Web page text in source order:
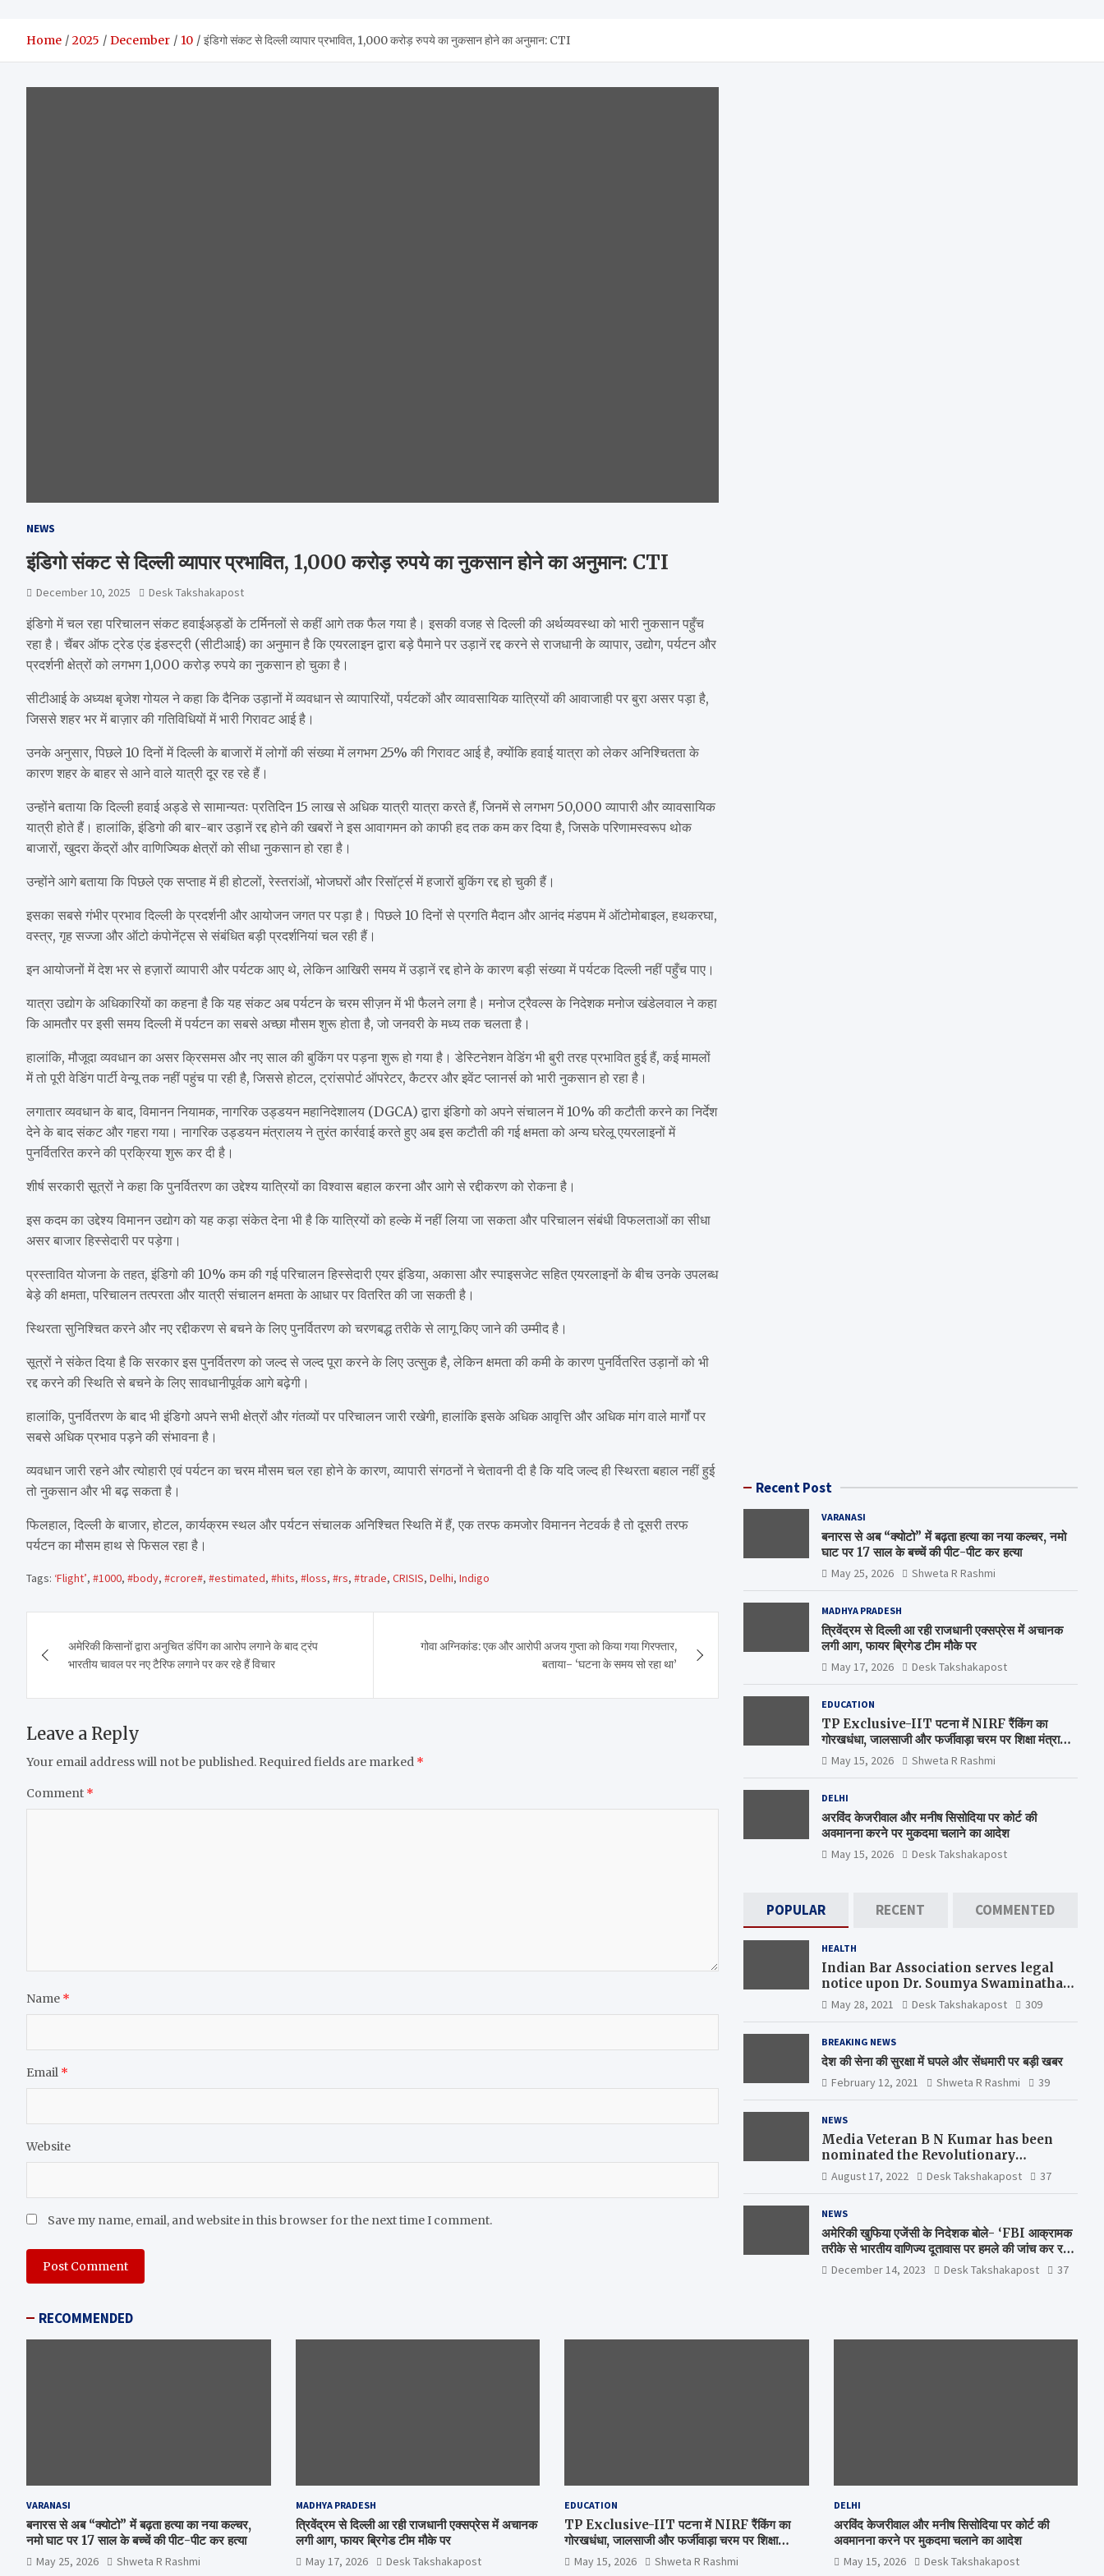
Home 2025 December 10 इंडिगो संकट से दिल्ली व्यापार प्रभावित, 1,000 करोड़ रुपये का नुकसान होने का अनुमान: CTI
NEWS
इंडिगो संकट से दिल्ली व्यापार प्रभावित, 1,000 करोड़ रुपये का नुकसान होने का अनुमान: CTI
December 10, 2025 Desk Takshakapost
इंडिगो में चल रहा परिचालन संकट हवाईअड्डों के टर्मिनलों से कहीं आगे तक फैल गया है। इसकी वजह से दिल्ली की अर्थव्यवस्था को भारी नुकसान पहुँच
रहा है। चैंबर ऑफ ट्रेड एंड इंडस्ट्री (सीटीआई) का अनुमान है कि एयरलाइन द्वारा बड़े पैमाने पर उड़ानें रद्द करने से राजधानी के व्यापार, उद्योग, पर्यटन और
प्रदर्शनी क्षेत्रों को लगभग 1,000 करोड़ रुपये का नुकसान हो चुका है।
सीटीआई के अध्यक्ष बृजेश गोयल ने कहा कि दैनिक उड़ानों में व्यवधान से व्यापारियों, पर्यटकों और व्यावसायिक यात्रियों की आवाजाही पर बुरा असर पड़ा है,
जिससे शहर भर में बाज़ार की गतिविधियों में भारी गिरावट आई है।
उनके अनुसार, पिछले 10 दिनों में दिल्ली के बाजारों में लोगों की संख्या में लगभग 25% की गिरावट आई है, क्योंकि हवाई यात्रा को लेकर अनिश्चितता के
कारण शहर के बाहर से आने वाले यात्री दूर रह रहे हैं।
उन्होंने बताया कि दिल्ली हवाई अड्डे से सामान्यतः प्रतिदिन 15 लाख से अधिक यात्री यात्रा करते हैं, जिनमें से लगभग 50,000 व्यापारी और व्यावसायिक
यात्री होते हैं। हालांकि, इंडिगो की बार-बार उड़ानें रद्द होने की खबरों ने इस आवागमन को काफी हद तक कम कर दिया है, जिसके परिणामस्वरूप थोक
बाजारों, खुदरा केंद्रों और वाणिज्यिक क्षेत्रों को सीधा नुकसान हो रहा है।
उन्होंने आगे बताया कि पिछले एक सप्ताह में ही होटलों, रेस्तरांओं, भोजघरों और रिसॉर्ट्स में हजारों बुकिंग रद्द हो चुकी हैं।
इसका सबसे गंभीर प्रभाव दिल्ली के प्रदर्शनी और आयोजन जगत पर पड़ा है। पिछले 10 दिनों से प्रगति मैदान और आनंद मंडपम में ऑटोमोबाइल, हथकरघा,
वस्त्र, गृह सज्जा और ऑटो कंपोनेंट्स से संबंधित बड़ी प्रदर्शनियां चल रही हैं।
इन आयोजनों में देश भर से हज़ारों व्यापारी और पर्यटक आए थे, लेकिन आखिरी समय में उड़ानें रद्द होने के कारण बड़ी संख्या में पर्यटक दिल्ली नहीं पहुँच पाए।
यात्रा उद्योग के अधिकारियों का कहना है कि यह संकट अब पर्यटन के चरम सीज़न में भी फैलने लगा है। मनोज ट्रैवल्स के निदेशक मनोज खंडेलवाल ने कहा
कि आमतौर पर इसी समय दिल्ली में पर्यटन का सबसे अच्छा मौसम शुरू होता है, जो जनवरी के मध्य तक चलता है।
हालांकि, मौजूदा व्यवधान का असर क्रिसमस और नए साल की बुकिंग पर पड़ना शुरू हो गया है। डेस्टिनेशन वेडिंग भी बुरी तरह प्रभावित हुई हैं, कई मामलों
में तो पूरी वेडिंग पार्टी वेन्यू तक नहीं पहुंच पा रही है, जिससे होटल, ट्रांसपोर्ट ऑपरेटर, कैटरर और इवेंट प्लानर्स को भारी नुकसान हो रहा है।
लगातार व्यवधान के बाद, विमानन नियामक, नागरिक उड्डयन महानिदेशालय (DGCA) द्वारा इंडिगो को अपने संचालन में 10% की कटौती करने का निर्देश
देने के बाद संकट और गहरा गया। नागरिक उड्डयन मंत्रालय ने तुरंत कार्रवाई करते हुए अब इस कटौती की गई क्षमता को अन्य घरेलू एयरलाइनों में
पुनर्वितरित करने की प्रक्रिया शुरू कर दी है।
शीर्ष सरकारी सूत्रों ने कहा कि पुनर्वितरण का उद्देश्य यात्रियों का विश्वास बहाल करना और आगे से रद्दीकरण को रोकना है।
इस कदम का उद्देश्य विमानन उद्योग को यह कड़ा संकेत देना भी है कि यात्रियों को हल्के में नहीं लिया जा सकता और परिचालन संबंधी विफलताओं का सीधा
असर बाजार हिस्सेदारी पर पड़ेगा।
प्रस्तावित योजना के तहत, इंडिगो की 10% कम की गई परिचालन हिस्सेदारी एयर इंडिया, अकासा और स्पाइसजेट सहित एयरलाइनों के बीच उनके उपलब्ध
बेड़े की क्षमता, परिचालन तत्परता और यात्री संचालन क्षमता के आधार पर वितरित की जा सकती है।
स्थिरता सुनिश्चित करने और नए रद्दीकरण से बचने के लिए पुनर्वितरण को चरणबद्ध तरीके से लागू किए जाने की उम्मीद है।
सूत्रों ने संकेत दिया है कि सरकार इस पुनर्वितरण को जल्द से जल्द पूरा करने के लिए उत्सुक है, लेकिन क्षमता की कमी के कारण पुनर्वितरित उड़ानों को भी
रद्द करने की स्थिति से बचने के लिए सावधानीपूर्वक आगे बढ़ेगी।
हालांकि, पुनर्वितरण के बाद भी इंडिगो अपने सभी क्षेत्रों और गंतव्यों पर परिचालन जारी रखेगी, हालांकि इसके अधिक आवृत्ति और अधिक मांग वाले मार्गों पर
सबसे अधिक प्रभाव पड़ने की संभावना है।
व्यवधान जारी रहने और त्योहारी एवं पर्यटन का चरम मौसम चल रहा होने के कारण, व्यापारी संगठनों ने चेतावनी दी है कि यदि जल्द ही स्थिरता बहाल नहीं हुई
तो नुकसान और भी बढ़ सकता है।
फिलहाल, दिल्ली के बाजार, होटल, कार्यक्रम स्थल और पर्यटन संचालक अनिश्चित स्थिति में हैं, एक तरफ कमजोर विमानन नेटवर्क है तो दूसरी तरफ
पर्यटन का मौसम हाथ से फिसल रहा है।
Tags: ‘Flight’, #1000, #body, #crore#, #estimated, #hits, #loss, #rs, #trade, CRISIS, Delhi, Indigo
navigation
अमेरिकी किसानों द्वारा अनुचित डंपिंग का आरोप लगाने के बाद ट्रंप
भारतीय चावल पर नए टैरिफ लगाने पर कर रहे हैं विचार
गोवा अग्निकांड: एक और आरोपी अजय गुप्ता को किया गया गिरफ्तार,
बताया- ‘घटना के समय सो रहा था’
Leave a Reply
Your email address will not be published. Required fields are marked *
Comment *
Name *
Email *
Website
Save my name, email, and website in this browser for the next time I comment.
Recent Post
VARANASI
बनारस से अब “क्योटो” में बढ़ता हत्या का नया कल्चर, नमो
घाट पर 17 साल के बच्चें की पीट-पीट कर हत्या
May 25, 2026 Shweta R Rashmi
MADHYA PRADESH
त्रिवेंद्रम से दिल्ली आ रही राजधानी एक्सप्रेस में अचानक
लगी आग, फायर ब्रिगेड टीम मौके पर
May 17, 2026 Desk Takshakapost
EDUCATION
TP Exclusive-IIT पटना में NIRF रैंकिंग का
गोरखधंधा, जालसाजी और फर्जीवाड़ा चरम पर शिक्षा मंत्रालय
कब जागेगा ?
May 15, 2026 Shweta R Rashmi
DELHI
अरविंद केजरीवाल और मनीष सिसोदिया पर कोर्ट की
अवमानना करने पर मुकदमा चलाने का आदेश
May 15, 2026 Desk Takshakapost
POPULAR RECENT COMMENTED
HEALTH
Indian Bar Association serves legal
notice upon Dr. Soumya Swaminathan,
the Chief Scientist, WHO
May 28, 2021 Desk Takshakapost 309
BREAKING NEWS
देश की सेना की सुरक्षा में घपले और सेंधमारी पर बड़ी खबर
February 12, 2021 Shweta R Rashmi 39
NEWS
Media Veteran B N Kumar has been
nominated the Revolutionary
Comrade Shiv Varma Media Award
2022-23
August 17, 2022 Desk Takshakapost 37
NEWS
अमेरिकी खुफिया एजेंसी के निदेशक बोले- ‘FBI आक्रामक
तरीके से भारतीय वाणिज्य दूतावास पर हमले की जांच कर रही
है’December 14, 2023 Desk Takshakapost 37
RECOMMENDED
VARANASI
बनारस से अब “क्योटो” में बढ़ता हत्या का नया कल्चर,
नमो घाट पर 17 साल के बच्चें की पीट-पीट कर हत्या
May 25, 2026 Shweta R Rashmi
MADHYA PRADESH
त्रिवेंद्रम से दिल्ली आ रही राजधानी एक्सप्रेस में अचानक
लगी आग, फायर ब्रिगेड टीम मौके पर
May 17, 2026 Desk Takshakapost
EDUCATION
TP Exclusive-IIT पटना में NIRF रैंकिंग का
गोरखधंधा, जालसाजी और फर्जीवाड़ा चरम पर शिक्षा
मंत्रालय कब जागेगा ?
May 15, 2026 Shweta R Rashmi
DELHI
अरविंद केजरीवाल और मनीष सिसोदिया पर कोर्ट की
अवमानना करने पर मुकदमा चलाने का आदेश
May 15, 2026 Desk Takshakapost